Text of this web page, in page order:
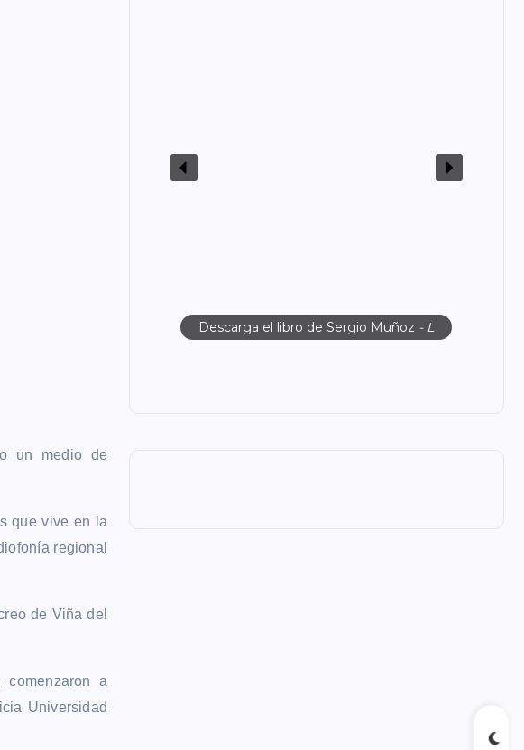
un medio de
que vive en la
regional
de Viña del
a
Universidad
Descarga el libro de Sergio Muñoz - L